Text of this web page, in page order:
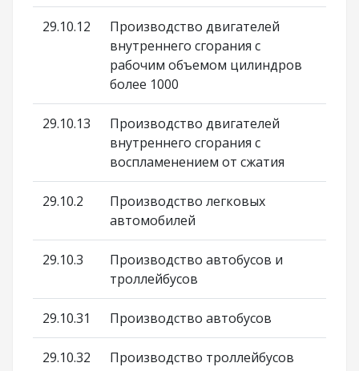
29.10.12
Производство двигателей
внутреннего сгорания с
рабочим объемом цилиндров
более 1000
29.10.13
Производство двигателей
внутреннего сгорания с
воспламенением от сжатия
29.10.2
Производство легковых
автомобилей
29.10.3
Производство автобусов и
троллейбусов
29.10.31 Производство автобусов
29.10.32 Производство троллейбусов